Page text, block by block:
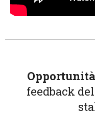
feedback